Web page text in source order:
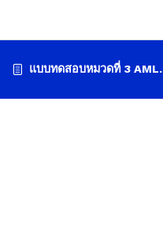
แบบทดสอบหมวดที่ 3 AML.